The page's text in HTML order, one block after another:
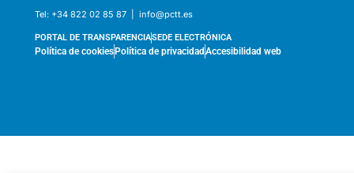
Tel: +34 822 02 85 87 | info@pctt.es
PORTAL DE TRANSPARENCIASEDE ELECTRÓNICA
Política de cookies Política de privacidad Accesibilidad web